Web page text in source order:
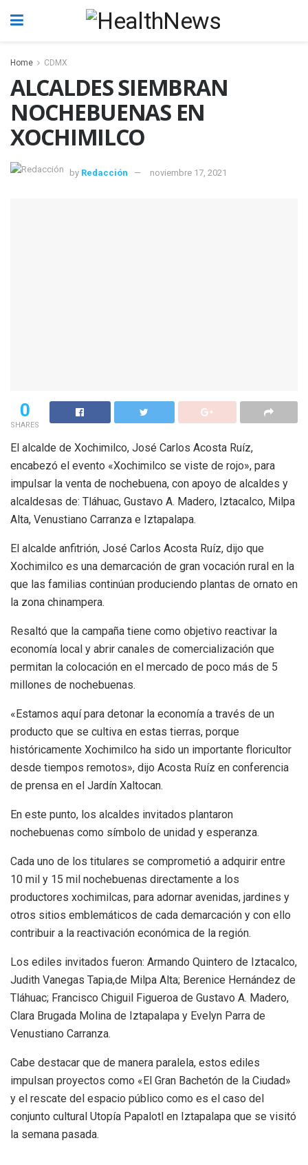
Home CDMX
ALCALDES SIEMBRAN
NOCHEBUENAS EN
XOCHIMILCO
by Redacción noviembre 17, 2021
0
SHARES
El alcalde de Xochimilco, José Carlos Acosta Ruíz,
encabezó el evento «Xochimilco se viste de rojo», para
impulsar la venta de nochebuena, con apoyo de alcaldes y
alcaldesas de: Tláhuac, Gustavo A. Madero, Iztacalco, Milpa
Alta, Venustiano Carranza e Iztapalapa.
El alcalde anfitrión, José Carlos Acosta Ruíz, dijo que
Xochimilco es una demarcación de gran vocación rural en la
que las familias continúan produciendo plantas de ornato en
la zona chinampera.
Resaltó que la campaña tiene como objetivo reactivar la
economía local y abrir canales de comercialización que
permitan la colocación en el mercado de poco más de 5
millones de nochebuenas.
«Estamos aquí para detonar la economía a través de un
producto que se cultiva en estas tierras, porque
históricamente Xochimilco ha sido un importante floricultor
desde tiempos remotos», dijo Acosta Ruíz en conferencia
de prensa en el Jardín Xaltocan.
En este punto, los alcaldes invitados plantaron
nochebuenas como símbolo de unidad y esperanza.
Cada uno de los titulares se comprometió a adquirir entre
10 mil y 15 mil nochebuenas directamente a los
productores xochimilcas, para adornar avenidas, jardines y
otros sitios emblemáticos de cada demarcación y con ello
contribuir a la reactivación económica de la región.
Los ediles invitados fueron: Armando Quintero de Iztacalco,
Judith Vanegas Tapia,de Milpa Alta; Berenice Hernández de
Tláhuac; Francisco Chiguil Figueroa de Gustavo A. Madero,
Clara Brugada Molina de Iztapalapa y Evelyn Parra de
Venustiano Carranza.
Cabe destacar que de manera paralela, estos ediles
impulsan proyectos como «El Gran Bachetón de la Ciudad»
y el rescate del espacio público como es el caso del
conjunto cultural Utopía Papalotl en Iztapalapa que se visitó
la semana pasada.